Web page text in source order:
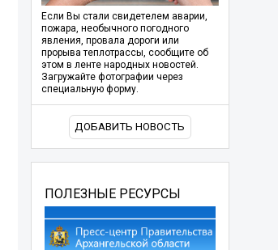
Если Вы стали свидетелем аварии,
пожара, необычного погодного
явления, провала дороги или
прорыва теплотрассы, сообщите об
этом в ленте народных новостей.
Загружайте фотографии через
специальную форму.
ДОБАВИТЬ НОВОСТЬ
ПОЛЕЗНЫЕ РЕСУРСЫ